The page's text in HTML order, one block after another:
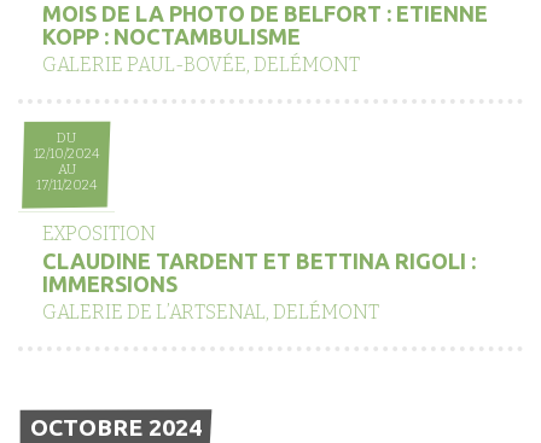
MOIS DE LA PHOTO DE BELFORT : ETIENNE
KOPP : NOCTAMBULISME
GALERIE PAUL-BOVÉE, DELÉMONT
DU
12/10/2024
AU
17/11/2024
EXPOSITION
CLAUDINE TARDENT ET BETTINA RIGOLI :
IMMERSIONS
GALERIE DE L’ARTSENAL, DELÉMONT
OCTOBRE 2024